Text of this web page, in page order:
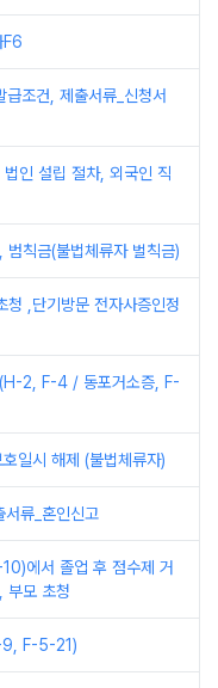
F6
조건, 제출서류_신청서
인 설립 절차, 외국인 직
칙금(불법체류자 벌칙금)
,단기방문 전자사증인정
(H-2, F-4 / 동포거소증, F-
일시 해제 (불법체류자)
류_혼인신고
에서 졸업 후 점수제 거
부모 초청
9, F-5-21)